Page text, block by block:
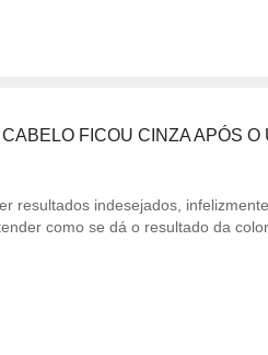
FICOU CINZA APÓS
resultados indesejados,
como se dá o resultado da